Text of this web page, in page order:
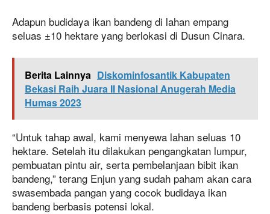
Adapun budidaya ikan bandeng di lahan empang
seluas ±10 hektare yang berlokasi di Dusun Cinara.
Berita Lainnya Diskominfosantik Kabupaten
Bekasi Raih Juara II Nasional Anugerah Media
Humas 2023
“Untuk tahap awal, kami menyewa lahan seluas 10
hektare. Setelah itu dilakukan pengangkatan lumpur,
pembuatan pintu air, serta pembelanjaan bibit ikan
bandeng,” terang Enjun yang sudah paham akan cara
swasembada pangan yang cocok budidaya ikan
bandeng berbasis potensi lokal.